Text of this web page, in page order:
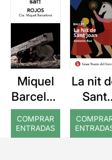
Miquel
Barcelon
a: Rojos
COMPRAR
ENTRADAS
La nit
Sant
Joan